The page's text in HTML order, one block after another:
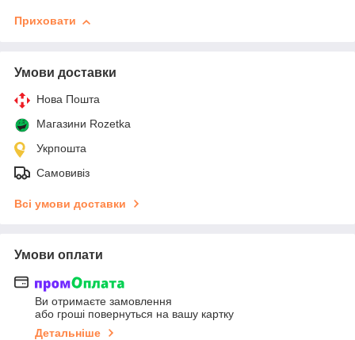
Приховати
Умови доставки
Нова Пошта
Магазини Rozetka
Укрпошта
Самовивіз
Всі умови доставки
Умови оплати
Ви отримаєте замовлення
або гроші повернуться на вашу картку
Детальніше